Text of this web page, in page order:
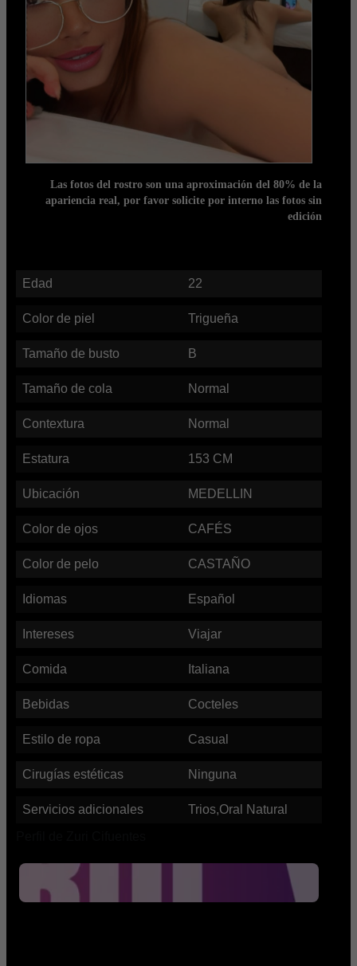
Las fotos del rostro son una aproximación del 80% de la
apariencia real, por favor solicite por interno las fotos sin
edición
Edad 22
Color de piel Trigueña
Tamaño de busto B
Tamaño de cola Normal
Contextura Normal
Estatura 153 CM
Ubicación MEDELLIN
Color de ojos CAFÉS
Color de pelo CASTAÑO
Idiomas Español
Intereses Viajar
Comida Italiana
Bebidas Cocteles
Estilo de ropa Casual
Cirugías estéticas Ninguna
Servicios adicionales Trios,Oral Natural